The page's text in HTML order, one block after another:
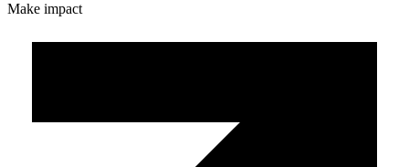
Make impact